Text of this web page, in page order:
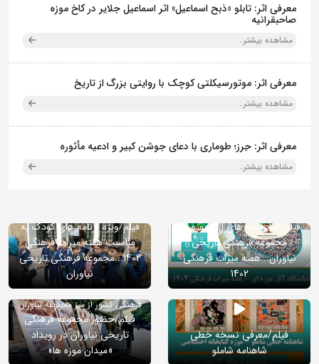
معرفی اثر: تابلو «ذبح اسماعیل» اثر اسماعیل جلایر در کاخ موزه
صاحبقرانیه
مشاهده بیشتر..
معرفی اثر: موتورسیکلتی کوچک با روایتی بزرگ از تاریخ
مشاهده بیشتر..
معرفی اثر: حِرز؛ طوماری با دعای جوشن کبیر و ادعیه مأثوره
مشاهده بیشتر..
فیلم/ویژه برنامه های کودک به
مناسبت هفته میراث فرهنگی
1402...مجموعه فرهنگی تاریخی
نیاوران
فیلم/نمایشگاه های آثار موزه ای
مجموعه فرهنگی تاریخی
نیاوران...هفته میراث فرهنگی
1402
بازدید قائم مقام وزیر و معاون میراث
فرهنگی کشور از میز مجموعه نیاوران
فیلم/حضور مجموعه فرهنگی
تاریخی نیاوران در رویداد
«میدان موزه ها»
فیلم/معرفی نسخه خطی
شاهنامه شاملو